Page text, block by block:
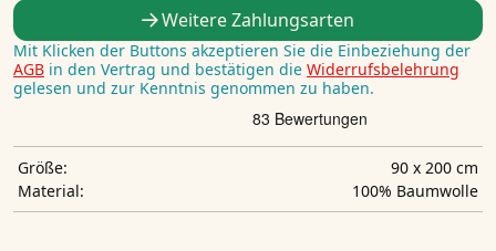
Weitere Zahlungsarten
Mit Klicken der Buttons akzeptieren Sie die Einbeziehung der
AGB in den Vertrag und bestätigen die Widerrufsbelehrung
gelesen und zur Kenntnis genommen zu haben.
Größe:
90 x 200 cm
Material:
100% Baumwolle